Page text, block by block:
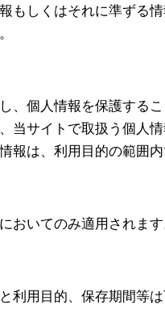
もしくはそれに準ずる
、個人情報を保護する
当サイトで取扱う個人
報は、利用目的の範囲内
おいてのみ適用されます
利用目的、保存期間等は